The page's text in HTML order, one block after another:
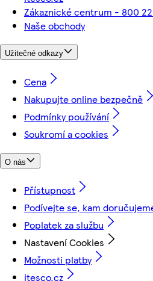
Zákaznické centrum - 800
Naše obchody
Užitečné odkazy
Cena
Nakupujte online bezpečně
Podmínky používání
Soukromí a cookies
O nás
Přístupnost
Podívejte se, kam
Poplatek za službu
Nastavení Cookies
Možnosti platby
itesco.cz